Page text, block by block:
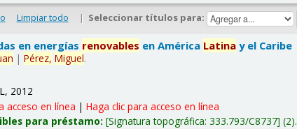
Limpiar todo | Seleccionar títulos para:
en energías renovables en América Latina y el Caribe
|Pérez, Miguel.
2012
acceso en línea |Haga clic para acceso en línea
para préstamo: Signatura topográfica:333.793/C8737 (2).